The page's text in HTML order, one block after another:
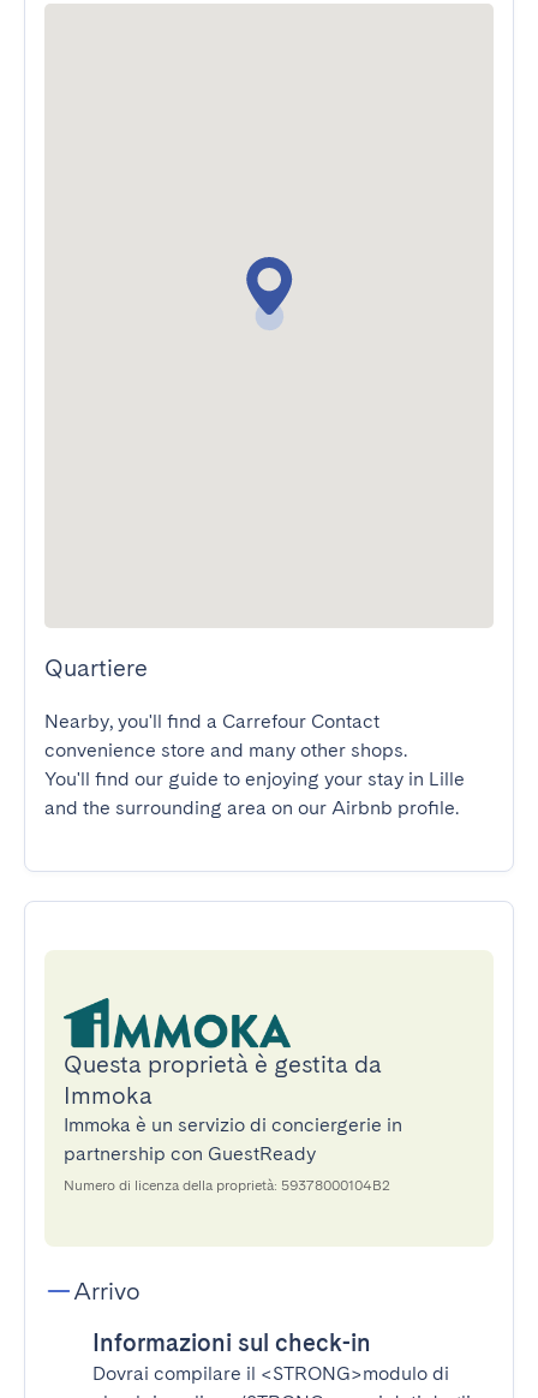
Quartiere
Nearby, you'll find a Carrefour Contact
convenience store and many other shops.
You'll find our guide to enjoying your stay in Lille
and the surrounding area on our Airbnb profile.
Questa proprietà è gestita da
Immoka
Immoka è un servizio di conciergerie in
partnership con GuestReady
Numero di licenza della proprietà: 59378000104B2
Arrivo
Informazioni sul check-in
Dovrai compilare il <STRONG>modulo di